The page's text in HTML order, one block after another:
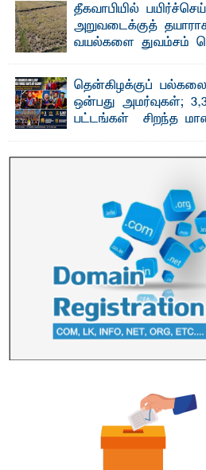
தீகவாபியில்
அறுவடைக்குத்
வயல்களை துவம்சம்
காணப்பட்ட பல ...தென்கிழக்குப்
ஒன்பது அமர்வுகள்;
பட்டங்கள் – சிறந்த
மற்றும் சிறப்புப் பரிசுகள்